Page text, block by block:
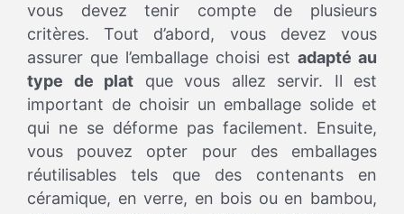
vous devez tenir compte de plusieurs
critères. Tout d’abord, vous devez vous
assurer que l’emballage choisi est adapté au
type de plat que vous allez servir. Il est
important de choisir un emballage solide et
qui ne se déforme pas facilement. Ensuite,
vous pouvez opter pour des emballages
réutilisables tels que des contenants en
céramique, en verre, en bois ou en bambou,